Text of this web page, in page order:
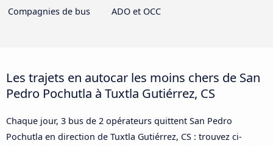
Compagnies de bus
ADO et OCC
Les trajets en autocar les moins chers de San
Pedro Pochutla à Tuxtla Gutiérrez, CS
Chaque jour, 3 bus de 2 opérateurs quittent San Pedro
Pochutla en direction de Tuxtla Gutiérrez, CS : trouvez ci-